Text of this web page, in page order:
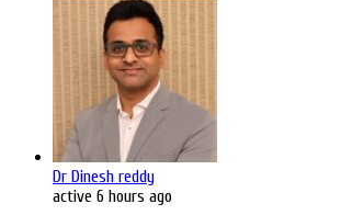
Dr Dinesh reddy
active 6 hours ago